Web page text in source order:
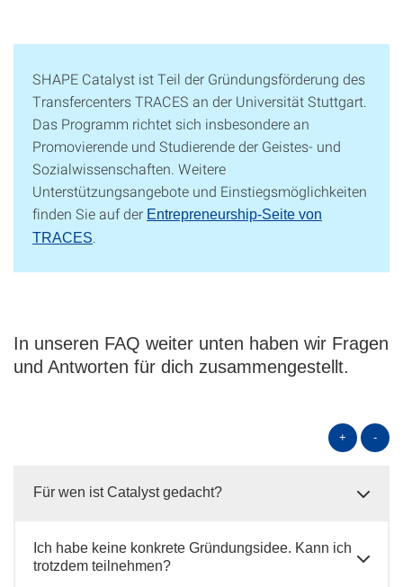
SHAPE Catalyst ist Teil der Gründungsförderung des
Transfercenters TRACES an der Universität Stuttgart.
Das Programm richtet sich insbesondere an
Promovierende und Studierende der Geistes- und
Sozialwissenschaften. Weitere
Unterstützungsangebote und Einstiegsmöglichkeiten
finden Sie auf der Entrepreneurship-Seite von
TRACES
In unseren FAQ weiter unten haben wir Fragen
und Antworten für dich zusammengestellt.
+ -
Für wen ist Catalyst gedacht?
Ich habe keine konkrete Gründungsidee. Kann ich
trotzdem teilnehmen?